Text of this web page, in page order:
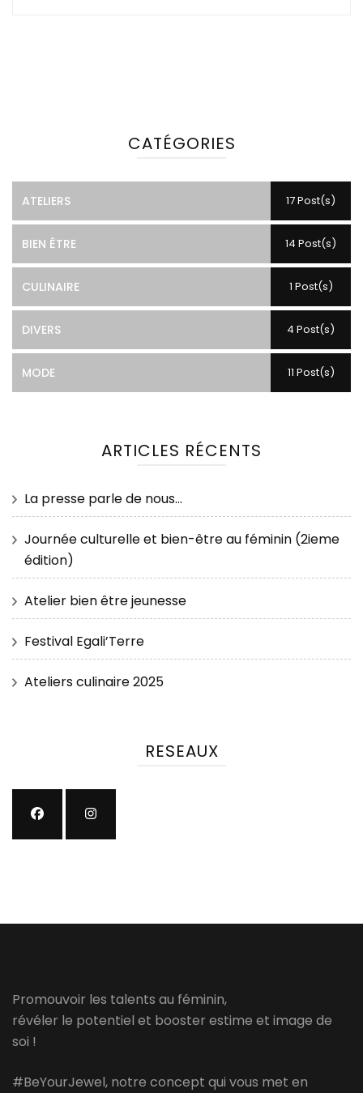
CATÉGORIES
ATELIERS 17 Post(s)
BIEN ÊTRE 14 Post(s)
CULINAIRE 1 Post(s)
DIVERS 4 Post(s)
MODE 11 Post(s)
ARTICLES RÉCENTS
La presse parle de nous…
Journée culturelle et bien-être au féminin (2ieme
édition)
Atelier bien être jeunesse
Festival Egali’Terre
Ateliers culinaire 2025
RESEAUX
Promouvoir les talents au féminin,
révéler le potentiel et booster estime et image de
soi !
#BeYourJewel, notre concept qui vous met en